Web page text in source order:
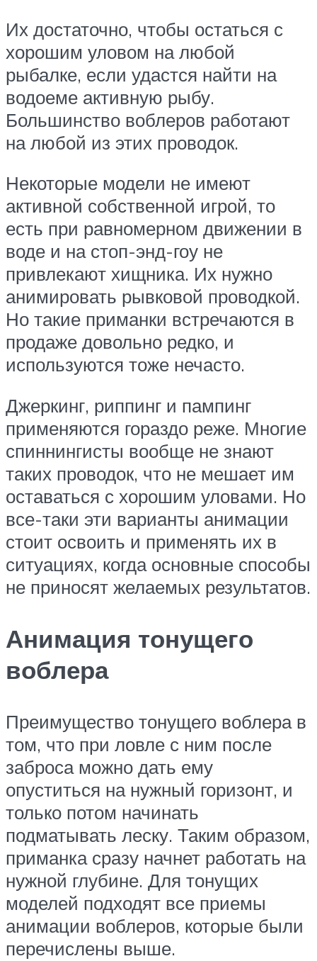
Их достаточно, чтобы остаться с
хорошим уловом на любой
рыбалке, если удастся найти на
водоеме активную рыбу.
Большинство воблеров работают
на любой из этих проводок.
Некоторые модели не имеют
активной собственной игрой, то
есть при равномерном движении в
воде и на стоп-энд-гоу не
привлекают хищника. Их нужно
анимировать рывковой проводкой.
Но такие приманки встречаются в
продаже довольно редко, и
используются тоже нечасто.
Джеркинг, риппинг и пампинг
применяются гораздо реже. Многие
спиннингисты вообще не знают
таких проводок, что не мешает им
оставаться с хорошим уловами. Но
все-таки эти варианты анимации
стоит освоить и применять их в
ситуациях, когда основные способы
не приносят желаемых результатов.
Анимация тонущего
воблера
Преимущество тонущего воблера в
том, что при ловле с ним после
заброса можно дать ему
опуститься на нужный горизонт, и
только потом начинать
подматывать леску. Таким образом,
приманка сразу начнет работать на
нужной глубине. Для тонущих
моделей подходят все приемы
анимации воблеров, которые были
перечислены выше.